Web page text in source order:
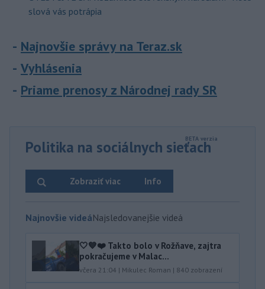
slová vás potrápia
Najnovšie správy na Teraz.sk
Vyhlásenia
Priame prenosy z Národnej rady SR
Politika na sociálnych sieťach
Info
Zobraziť viac
Najnovšie videáNajsledovanejšie videá
🤍💙❤️ Takto bolo v Rožňave, zajtra
pokračujeme v Malac...
včera 21:04 | Mikulec Roman | 840 zobrazení